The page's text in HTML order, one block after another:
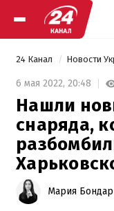
24 Канал Новости
6 мая 2022, 20:48
Нашли
снаряда,
Мария Бондар